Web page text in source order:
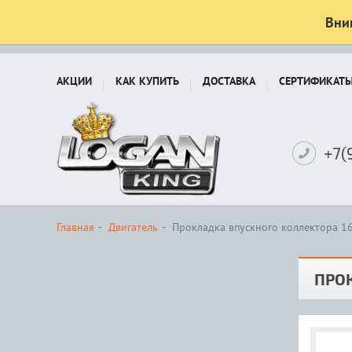
АКЦИИ КАК КУПИТЬ ДОСТАВКА
Главная Двигатель Прокладка впускного коллектора